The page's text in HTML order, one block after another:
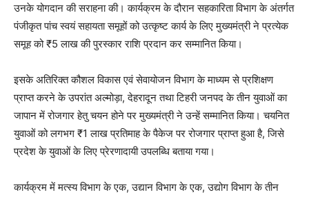
उनके योगदान की सराहना की। कार्यक्रम के दौरान सहकारिता विभाग के अंतर्गत
पंजीकृत पांच स्वयं सहायता समूहों को उत्कृष्ट कार्य के लिए मुख्यमंत्री ने प्रत्येक
समूह को ₹5 लाख की पुरस्कार राशि प्रदान कर सम्मानित किया।
इसके अतिरिक्त कौशल विकास एवं सेवायोजन विभाग के माध्यम से प्रशिक्षण
प्राप्त करने के उपरांत अल्मोड़ा, देहरादून तथा टिहरी जनपद के तीन युवाओं का
जापान में रोजगार हेतु चयन होने पर मुख्यमंत्री ने उन्हें सम्मानित किया। चयनित
युवाओं को लगभग ₹1 लाख प्रतिमाह के पैकेज पर रोजगार प्राप्त हुआ है, जिसे
प्रदेश के युवाओं के लिए प्रेरणादायी उपलब्धि बताया गया।
कार्यक्रम में मत्स्य विभाग के एक, उद्यान विभाग के एक, उद्योग विभाग के तीन